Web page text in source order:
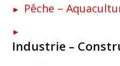
Pêche –
Industrie –